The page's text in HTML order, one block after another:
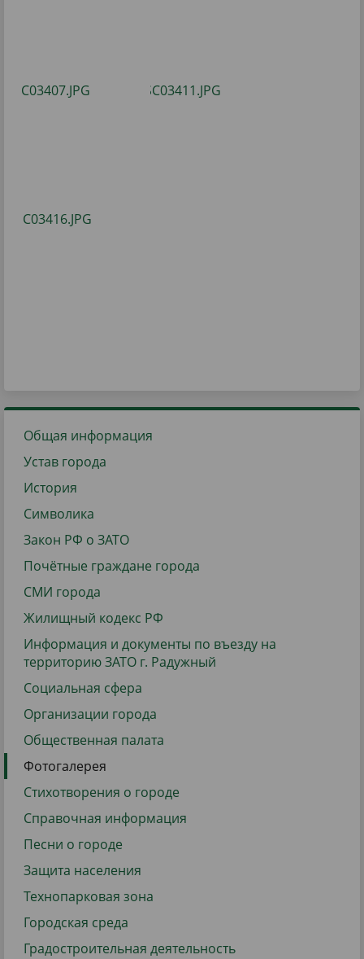
Общая информация
Устав города
История
Символика
Закон РФ о ЗАТО
Почётные граждане города
СМИ города
Жилищный кодекс РФ
Информация и документы по въезду на
территорию ЗАТО г. Радужный
Социальная сфера
Организации города
Общественная палата
Фотогалерея
Стихотворения о городе
Справочная информация
Песни о городе
Защита населения
Технопарковая зона
Городская среда
Градостроительная деятельность